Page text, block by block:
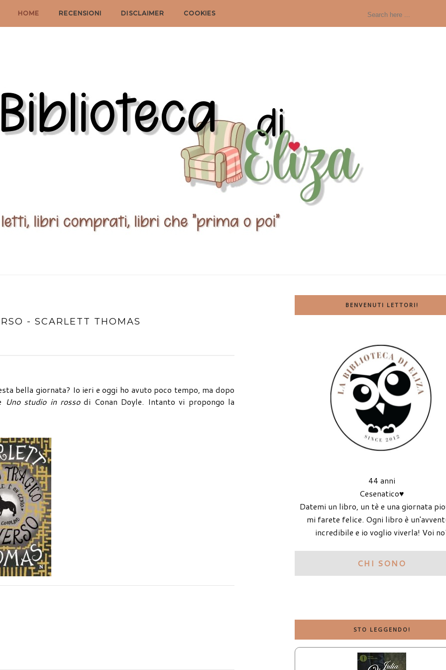
HOME RECENSIONI DISCLAIMER COOKIES
- SCARLETT THOMAS
bella giornata? Io ieri e oggi ho avuto poco tempo, ma dopo
Uno studio in rossodi Conan Doyle. Intanto vi propongo la
BENVENUTI LETTORI!
44 anni
Cesenatico♥
Datemi un libro, un tè e una giornata
mi farete felice. Ogni libro è
incredibile e io voglio viverla! Voi
CHI SONO
STO LEGGENDO!